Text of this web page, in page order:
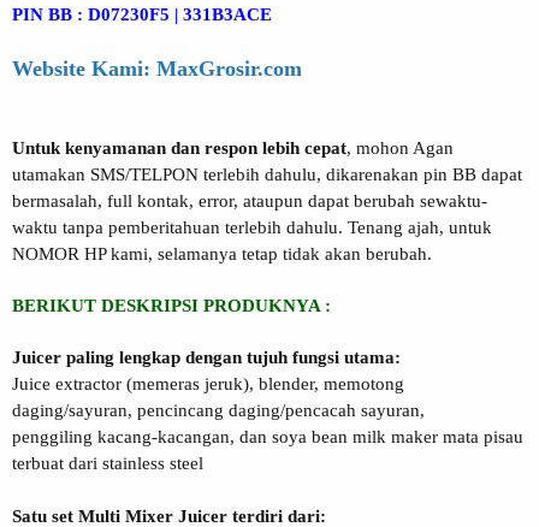
PIN BB : D07230F5 | 331B3ACE
Website Kami: MaxGrosir.com
Untuk kenyamanan dan respon lebih cepat, mohon Agan
utamakan SMS/TELPON terlebih dahulu, dikarenakan pin BB dapat
bermasalah, full kontak, error, ataupun dapat berubah sewaktu-
waktu tanpa pemberitahuan terlebih dahulu. Tenang ajah, untuk
NOMOR HP kami, selamanya tetap tidak akan berubah.
BERIKUT DESKRIPSI PRODUKNYA :
Juicer paling lengkap dengan tujuh fungsi utama:
Juice extractor (memeras jeruk), blender, memotong
daging/sayuran, pencincang daging/pencacah sayuran,
penggiling kacang-kacangan, dan soya bean milk maker mata pisau
terbuat dari stainless steel
Satu set Multi Mixer Juicer terdiri dari: